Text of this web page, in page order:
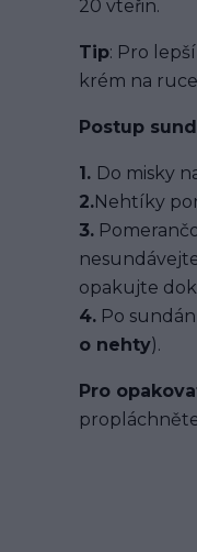
20 vteřin.
Tip: Pro
krém na
Postup
1. Do misky
2.Nehtíky
3.
opakujte
4. Po
o nehty).
Pro